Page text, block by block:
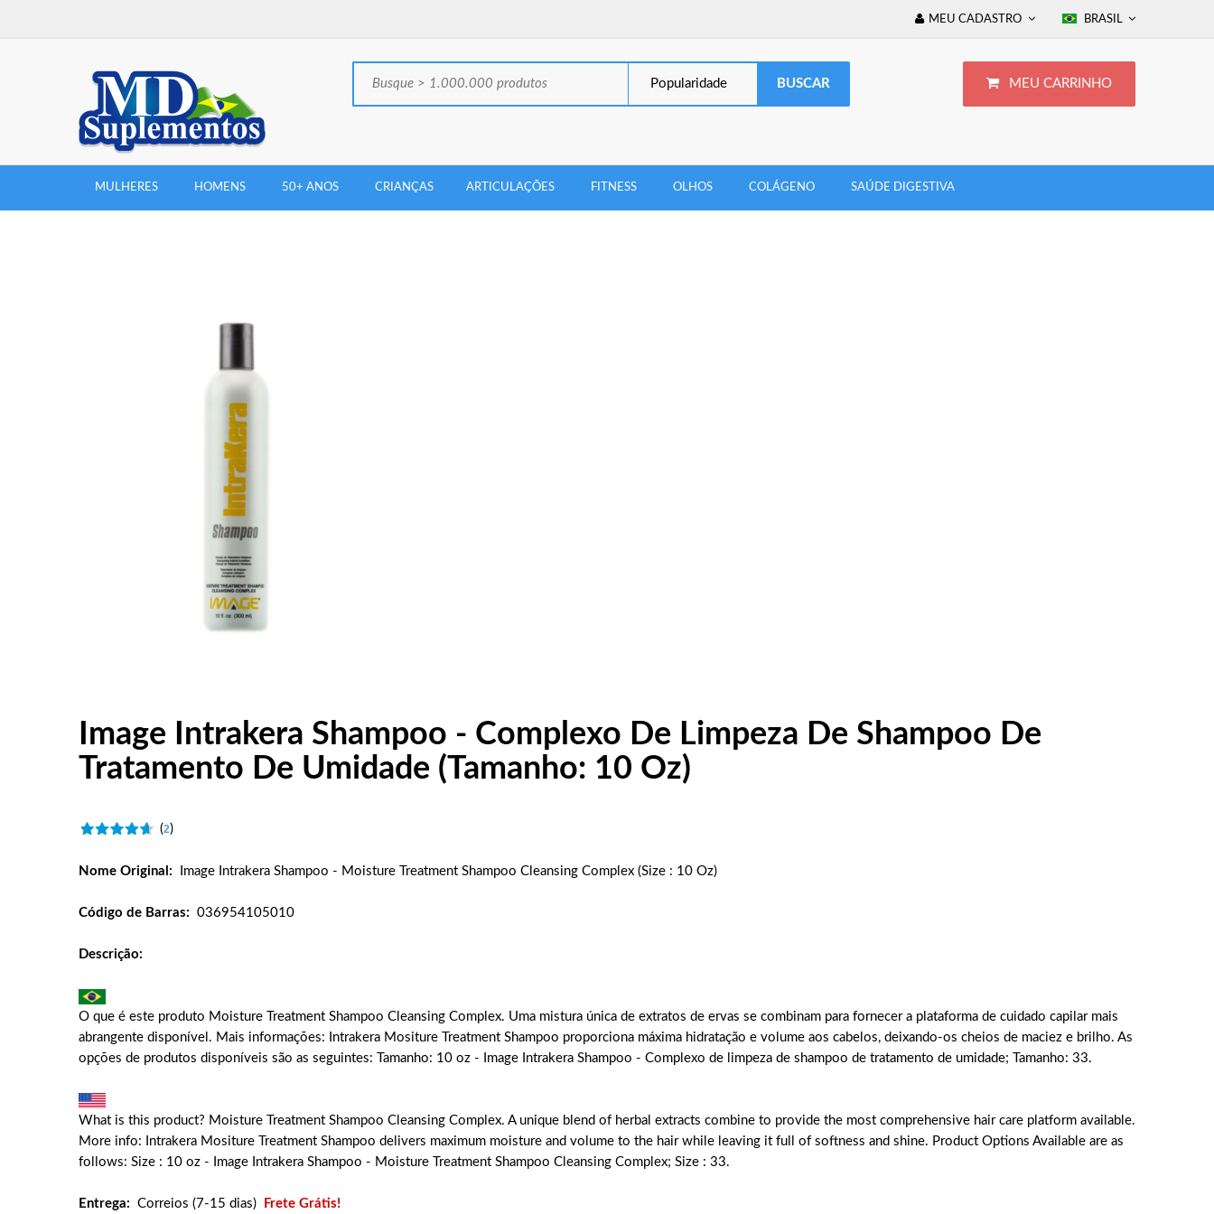
BRASIL
MEU CADASTRO
MEU CARRINHO
Popularidade
MULHERES HOMENS 50+ ANOS CRIANÇAS ARTICULAÇÕES FITNESS OLHOS COLÁGENO SAÚDE DIGESTIVA
Image Intrakera Shampoo - Complexo De Limpeza De Shampoo De
Tratamento De Umidade (Tamanho: 10 Oz)
(2)
Nome Original: Image Intrakera Shampoo - Moisture Treatment Shampoo Cleansing Complex (Size : 10 Oz)
Código de Barras: 036954105010
Descrição:
O que é este produto Moisture Treatment Shampoo Cleansing Complex. Uma mistura única de extratos de ervas se combinam para fornecer a plataforma de cuidado capilar mais
abrangente disponível. Mais informações: Intrakera Mositure Treatment Shampoo proporciona máxima hidratação e volume aos cabelos, deixando-os cheios de maciez e brilho. As
opções de produtos disponíveis são as seguintes: Tamanho: 10 oz - Image Intrakera Shampoo - Complexo de limpeza de shampoo de tratamento de umidade; Tamanho: 33.
What is this product? Moisture Treatment Shampoo Cleansing Complex. A unique blend of herbal extracts combine to provide the most comprehensive hair care platform available.
More info: Intrakera Mositure Treatment Shampoo delivers maximum moisture and volume to the hair while leaving it full of softness and shine. Product Options Available are as
follows: Size : 10 oz - Image Intrakera Shampoo - Moisture Treatment Shampoo Cleansing Complex; Size : 33.
Entrega: Correios (7-15 dias) Frete Grátis!